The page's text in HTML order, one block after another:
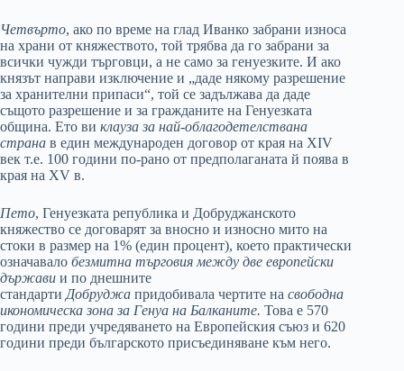
Четвърто, ако по време на глад Иванко забрани износа
на храни от княжеството, той трябва да го забрани за
всички чужди търговци, а не само за генуезките. И ако
князът направи изключение и „даде някому разрешение
за хранителни припаси“, той се задължава да даде
същото разрешение и за гражданите на Генуезката
община. Ето ви клауза за най-облагодетелствана
страна в един международен договор от края на XIV
век т.е. 100 години по-рано от предполаганата й поява в
края на XV в.
Пето, Генуезката република и Добруджанското
княжество се договарят за вносно и износно мито на
стоки в размер на 1% (един процент), което практически
означавало безмитна търговия между две европейски
държави и по днешните
стандарти Добруджа придобивала чертите на свободна
икономическа зона за Генуа на Балканите. Това е 570
години преди учредяването на Европейския съюз и 620
години преди българското присъединяване към него.